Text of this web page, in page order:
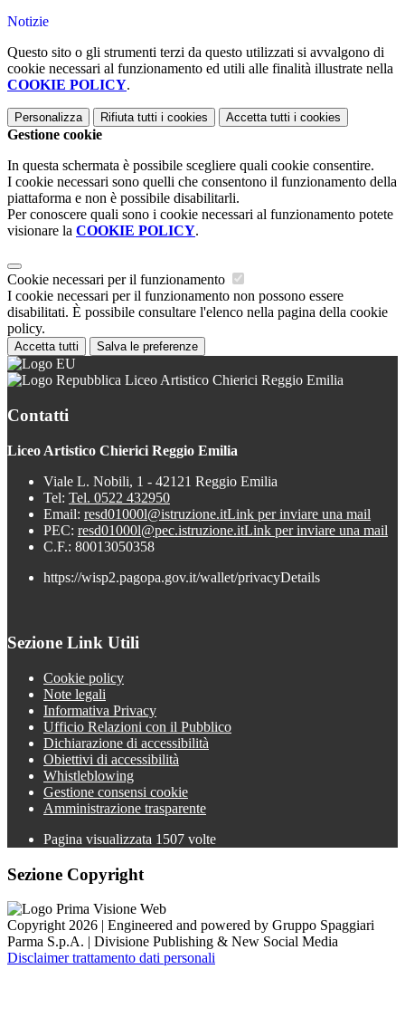
Notizie
Questo sito o gli strumenti terzi da questo utilizzati si avvalgono di
cookie necessari al funzionamento ed utili alle finalità illustrate nella
COOKIE POLICY.
Personalizza Rifiuta tutti i cookies Accetta tutti i cookies
Gestione cookie
In questa schermata è possibile scegliere quali cookie consentire.
I cookie necessari sono quelli che consentono il funzionamento della
piattaforma e non è possibile disabilitarli.
Per conoscere quali sono i cookie necessari al funzionamento potete
visionare la COOKIE POLICY.
Cookie necessari per il funzionamento
I cookie necessari per il funzionamento non possono essere
disabilitati. È possibile consultare l'elenco nella pagina della cookie
policy.
Accetta tutti Salva le preferenze
Liceo Artistico Chierici Reggio Emilia
Contatti
Liceo Artistico Chierici Reggio Emilia
Viale L. Nobili, 1 - 42121 Reggio Emilia
Tel: Tel. 0522 432950
Email: resd01000l@istruzione.itLink per inviare una mail
PEC: resd01000l@pec.istruzione.itLink per inviare una mail
C.F.: 80013050358
https://wisp2.pagopa.gov.it/wallet/privacyDetails
Sezione Link Utili
Cookie policy
Note legali
Informativa Privacy
Ufficio Relazioni con il Pubblico
Dichiarazione di accessibilità
Obiettivi di accessibilità
Whistleblowing
Gestione consensi cookie
Amministrazione trasparente
Pagina visualizzata 1507 volte
Sezione Copyright
Copyright 2026 | Engineered and powered by Gruppo Spaggiari
Parma S.p.A. | Divisione Publishing & New Social Media
Disclaimer trattamento dati personali